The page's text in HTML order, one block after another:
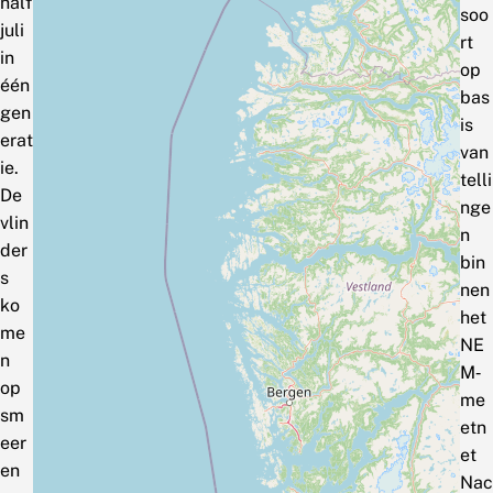
juli
in
één
gen
erat
ie.
De
vlin
der
s
ko
me
n
op
sm
eer
en
soo
rt
op
bas
is
van
telli
nge
n
bin
nen
het
NE
M‑
me
etn
et
Nac